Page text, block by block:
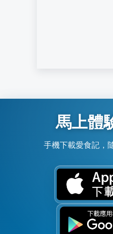
馬上體
手機下載愛食記，